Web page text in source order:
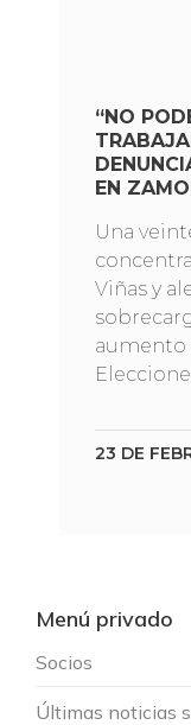
“NO
EN
Una
Viñas y
aumento
23 DE
Menú privado
Socios
Últimas noticias